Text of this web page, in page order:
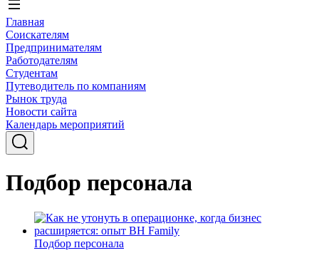
Главная
Соискателям
Предпринимателям
Работодателям
Студентам
Путеводитель по компаниям
Рынок труда
Новости сайта
Календарь мероприятий
Подбор персонала
Подбор персонала